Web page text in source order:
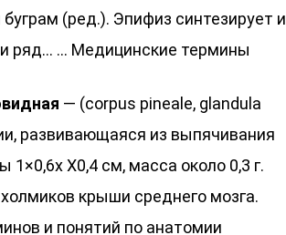
(ред.). Эпифиз синтезирует и
ряд… … Медицинские термины
— (corpus pineale, glandula
развивающаяся из выпячивания
Х0,4 см, масса около 0,3 г.
крыши среднего мозга.
и понятий по анатомии